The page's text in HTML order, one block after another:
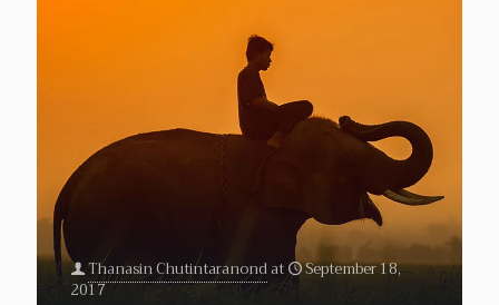
Thanasin Chutintaranondat
September 18,
2017